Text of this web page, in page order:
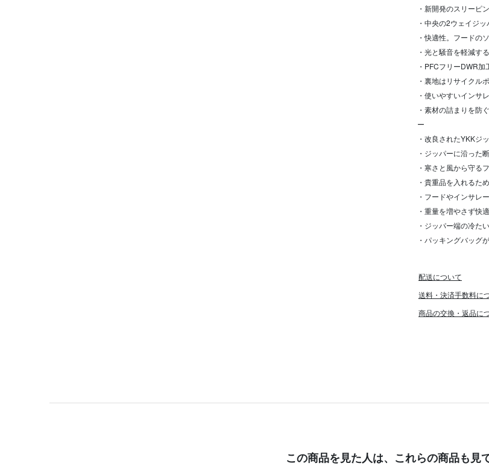
・新開発のスリーピ
・中央の2ウェイジ
・快適性。フードの
・光と騒音を軽減す
・PFCフリーDWR加
・裏地はリサイクル
・使いやすいインサ
・素材の詰まりを防
ー
・改良されたYKKジ
・ジッパーに沿った
・寒さと風から守る
・貴重品を入れるた
・フードやインサレ
・重量を増やさず快
・ジッパー端の冷た
・パッキングバッグ
配送について
送料・決済手数料に
商品の交換・返品に
この商品を見た人は、 これらの商品も見